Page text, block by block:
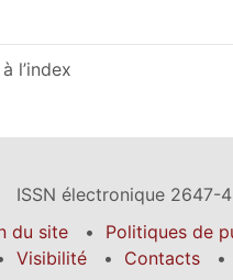
l’index
ISSN électronique 2647-
du site
Politiques de
Visibilité
Contacts